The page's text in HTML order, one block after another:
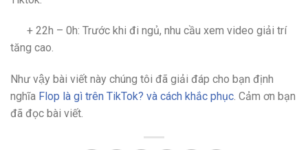
+ 22h – 0h: Trước khi đi ngủ, nhu cầu xem video giải trí
tăng cao.
Như vậy bài viết này chúng tôi đã giải đáp cho bạn định
nghĩa Flop là gì trên TikTok? và cách khắc phục. Cảm ơn bạn
đã đọc bài viết.